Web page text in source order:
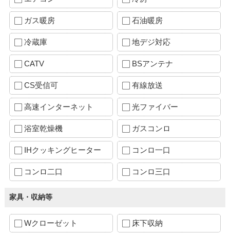
ガス暖房 石油暖房
冷蔵庫 地デジ対応
CATV BSアンテナ
CS受信可 有線放送
高速インターネット 光ファイバー
浴室乾燥機 ガスコンロ
IHクッキングヒーター コンロ一口
コンロ二口 コンロ三口
家具・収納等
Wクローゼット 床下収納